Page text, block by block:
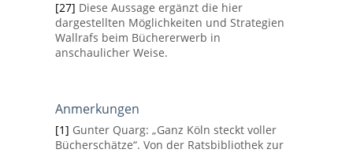
[27] Diese Aussage ergänzt die hier
dargestellten Möglichkeiten und Strategien
Wallrafs beim Büchererwerb in
anschaulicher Weise.
Anmerkungen
[1] Gunter Quarg: „Ganz Köln steckt voller
Bücherschätze“. Von der Ratsbibliothek zur